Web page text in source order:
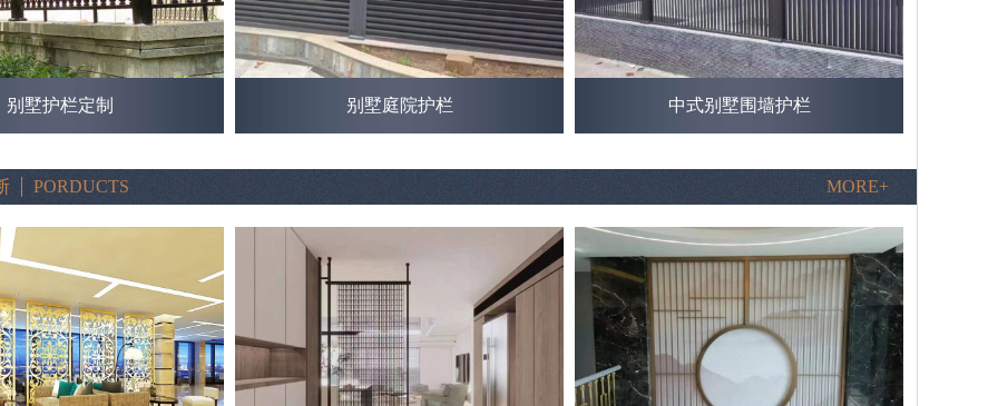
别墅护栏定制 别墅庭院护栏 中式别墅围墙护栏
PORDUCTS MORE+